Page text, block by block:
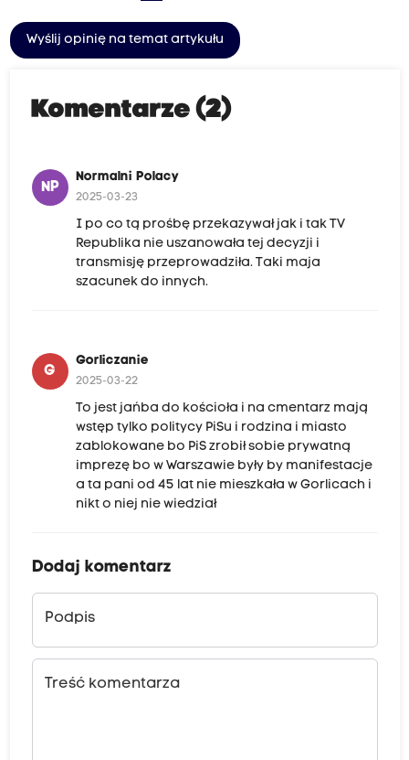
Wyślij opinię na temat artykułu
Komentarze (2)
NP
Normalni Polacy
2025-03-23
I po co tą prośbę przekazywał jak i tak TV
Republika nie uszanowała tej decyzji i
transmisję przeprowadziła. Taki maja
szacunek do innych.
G
Gorliczanie
2025-03-22
To jest jańba do kościoła i na cmentarz mają
wstęp tylko politycy PiSu i rodzina i miasto
zablokowane bo PiS zrobił sobie prywatną
imprezę bo w Warszawie były by manifestacje
a ta pani od 45 lat nie mieszkała w Gorlicach i
nikt o niej nie wiedział
Dodaj komentarz
Podpis
Treść komentarza